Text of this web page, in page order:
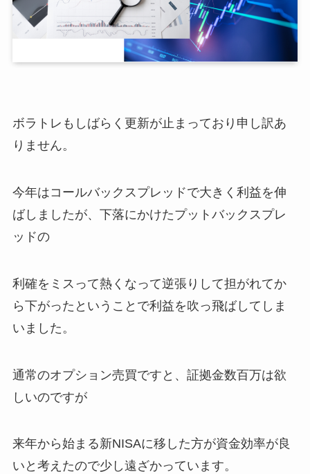
ボラトレもしばらく更新が止まっており申し訳あ
りません。
今年はコールバックスプレッドで大きく利益を伸
ばしましたが、下落にかけたプットバックスプレ
ッドの
利確をミスって熱くなって逆張りして担がれてか
ら下がったということで利益を吹っ飛ばしてしま
いました。
通常のオプション売買ですと、証拠金数百万は欲
しいのですが
来年から始まる新NISAに移した方が資金効率が良
いと考えたので少し遠ざかっています。